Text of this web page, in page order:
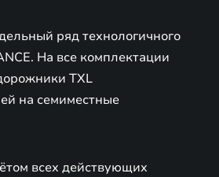
ряд технологичного
На все комплектации
TXL
на семиместные
всех действующих